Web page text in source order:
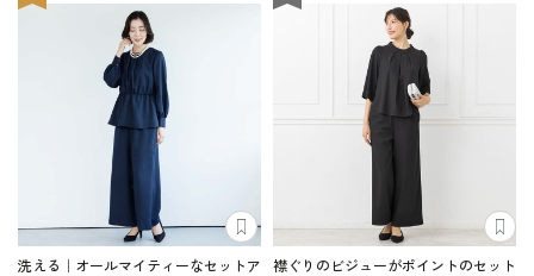
洗える｜オールマイティーなセットア
襟ぐりのビジューがポイントのセット